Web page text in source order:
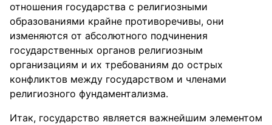
отношения государства с религиозными
образованиями крайне противоречивы, они
изменяются от абсолютного подчинения
государственных органов религиозным
организациям и их требованиям до острых
конфликтов между государством и членами
религиозного фундаментализма.
Итак, государство является важнейшим элементом